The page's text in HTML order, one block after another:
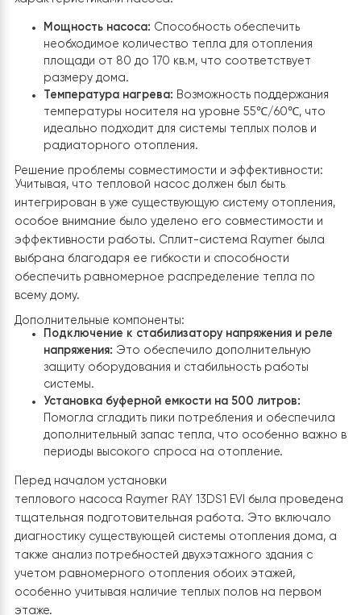
Выбор оборудования
Для решения этой задачи был выбран сплит
тепловой насос воздух-вода Raymer RAY 13DS1 EVI на
. Этот выбор был обусловлен несколькими ключевыми
характеристиками насоса:
необходимое количество тепла для отопления
размеру дома.
Температура нагрева:
Возможность
температуры носителя на уровне 55℃/60℃, что
Решение проблемы совместимости и эффективности:
Учитывая, что тепловой насос должен был быть
интегрирован в уже существующую систему
особое внимание было уделено его совместимости и
выбрана благодаря ее гибкости и способности
обеспечить равномерное распределение тепла по
всему дому.
Дополнительные компоненты:
Подключение к стабилизатору напряжения и
напряжения:Это обеспечило дополнительную
защиту оборудования и стабильность работы
системы.
Установка буферной емкости на 500 литров:
Помогла сгладить пики потребления и
дополнительный запас тепла, что особенно